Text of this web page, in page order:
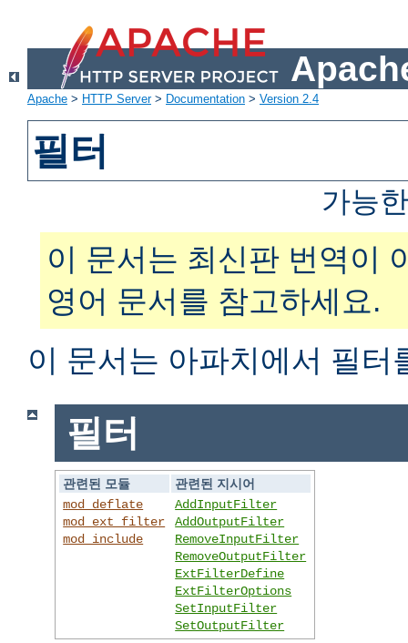
Apache > HTTP Server> Documentation > Version 2.4
필터
가능
이 문서는 최신판 번역이
영어 문서를 참고하세요.
이 문서는 아파치에서 필
필터
관련된 모듈
관련된 지시어
mod_deflate
mod_ext_filter
mod_include
AddInputFilter
AddOutputFilter
RemoveInputFilter
RemoveOutputFilter
ExtFilterDefine
ExtFilterOptions
SetInputFilter
SetOutputFilter